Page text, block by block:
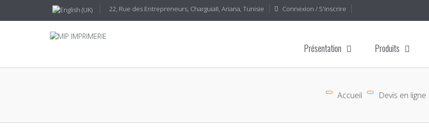
22, Rue des Entrepreneurs, CharguiaII, Ariana, Tunisie Connexion / S'inscrire
Présentation Produits
Accueil Devis en ligne